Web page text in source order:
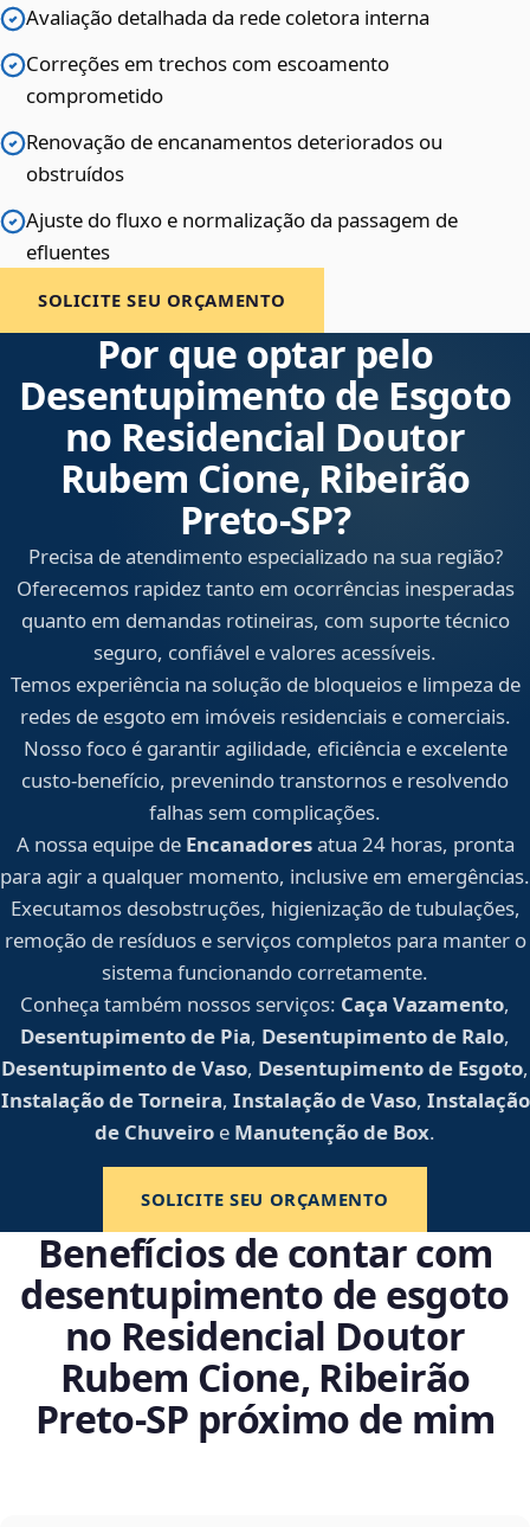
Avaliação detalhada da rede coletora interna
Correções em trechos com escoamento
comprometido
Renovação de encanamentos deteriorados ou
obstruídos
Ajuste do fluxo e normalização da passagem de
efluentes
SOLICITE SEU ORÇAMENTO
Por que optar pelo
Desentupimento de Esgoto
no Residencial Doutor
Rubem Cione, Ribeirão
Preto‑SP?
Precisa de atendimento especializado na sua região?
Oferecemos rapidez tanto em ocorrências inesperadas
quanto em demandas rotineiras, com suporte técnico
seguro, confiável e valores acessíveis.
Temos experiência na solução de bloqueios e limpeza de
redes de esgoto em imóveis residenciais e comerciais.
Nosso foco é garantir agilidade, eficiência e excelente
custo-benefício, prevenindo transtornos e resolvendo
falhas sem complicações.
A nossa equipe de Encanadoresatua 24 horas, pronta
para agir a qualquer momento, inclusive em emergências.
Executamos desobstruções, higienização de tubulações,
remoção de resíduos e serviços completos para manter o
sistema funcionando corretamente.
Conheça também nossos serviços: Caça Vazamento,
Desentupimento de Pia, Desentupimento de Ralo,
Desentupimento de Vaso, Desentupimento de Esgoto,
Instalação de Torneira, Instalação de Vaso, Instalação
de Chuveiro e Manutenção de Box.
SOLICITE SEU ORÇAMENTO
Benefícios de contar com
desentupimento de esgoto
no Residencial Doutor
Rubem Cione, Ribeirão
Preto‑SP próximo de mim